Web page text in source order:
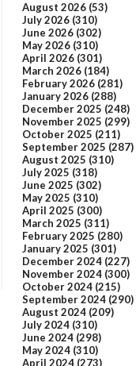
August 2026 (53)
July 2026 (310)
June 2026 (302)
May 2026 (310)
April 2026 (301)
March 2026 (184)
February 2026 (281)
January 2026 (288)
December 2025 (248)
November 2025 (299)
October 2025 (211)
September 2025 (287)
August 2025 (310)
July 2025 (318)
June 2025 (302)
May 2025 (310)
April 2025 (300)
March 2025 (311)
February 2025 (280)
January 2025 (301)
December 2024 (227)
November 2024 (300)
October 2024 (215)
September 2024 (290)
August 2024 (209)
July 2024 (310)
June 2024 (298)
May 2024 (310)
April 2024 (273)